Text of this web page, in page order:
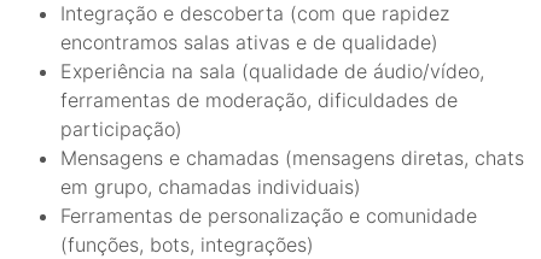
Integração e descoberta (com que rapidez
encontramos salas ativas e de qualidade)
Experiência na sala (qualidade de áudio/vídeo,
ferramentas de moderação, dificuldades de
participação)
Mensagens e chamadas (mensagens diretas, chats
em grupo, chamadas individuais)
Ferramentas de personalização e comunidade
(funções, bots, integrações)